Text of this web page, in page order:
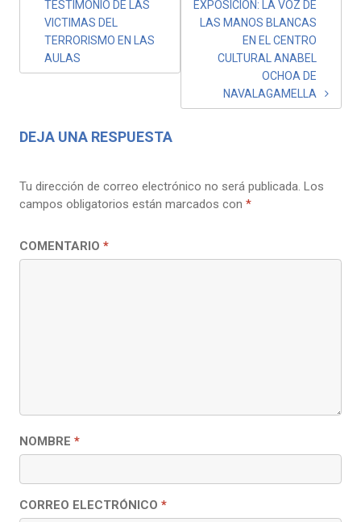
TESTIMONIO DE LAS
VICTIMAS DEL
TERRORISMO EN LAS
AULAS
EXPOSICIÓN: LA VOZ DE
LAS MANOS BLANCAS
EN EL CENTRO
CULTURAL ANABEL
OCHOA DE
NAVALAGAMELLA
DEJA UNA RESPUESTA
Tu dirección de correo electrónico no será publicada. Los
campos obligatorios están marcados con *
COMENTARIO *
NOMBRE *
CORREO ELECTRÓNICO *